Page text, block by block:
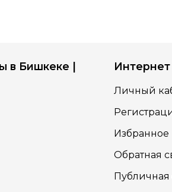
в Бишкеке |
Интернет
Личный
Избранное
Обратная
Публичная